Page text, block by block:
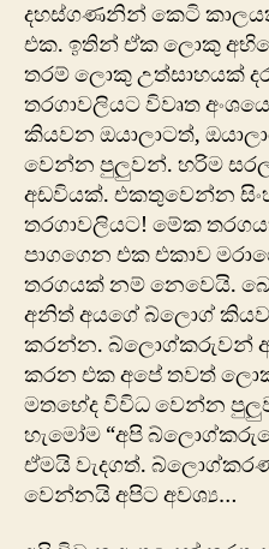
දහස්ගණනින් කෙටි
එක. ඉතින් ඒක ලොකු
තරම් ලොකු උත්සාහයක්
තරගාවලියට විවෘත
කියවන ඔයාලාටත්,
වෙන්න පුලුවන්. හරිම
අඩවියක්. එකතුවෙන්න
තරගාවලියට! මේක
පාගගෙන එක එකාව
තරගයක් නම් නෙවෙයි.
අනිත් අයගේ බ්ලොග්
කරන්න. බ්ලොග්කරුවන්
කරන එක අපේ තවත්
මතභේද විවිධ වෙන්න
හැමෝම “අපි
ඒමයි වැදගත්.
වෙන්නයි අපිට අවශ්‍ය…